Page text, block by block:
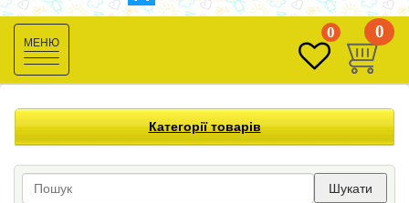
Toggle
navigation
0 0
Категорії товарів
Шукати